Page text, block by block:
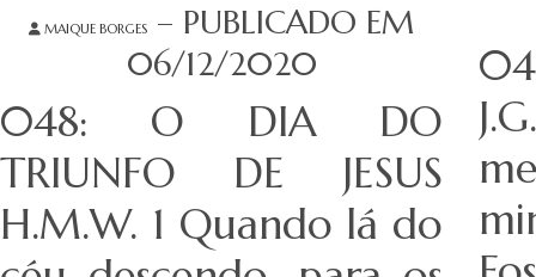
MAIQUE BORGES
– PUBLICADO EM
06/12/2020
048: O DIA DO
TRIUNFO DE JESUS
H.M.W. 1 Quando lá do